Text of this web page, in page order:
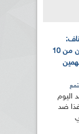
إلتماس أحكام بالسجن من 10
اليوم
سجنا نافذا ضد